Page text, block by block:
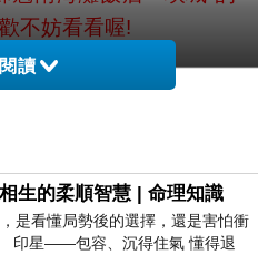
不妨看看喔!
讀
生的柔順智慧 | 命理知識
是看懂局勢後的選擇，還是害怕衝
印星——包容、沉得住氣 懂得退